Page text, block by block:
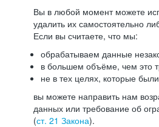
Вы в любой момент можете
удалить их самостоятельно
Если вы считаете, что мы:
обрабатываем данные
в большем объёме, чем это
не в тех целях, которые
вы можете направить нам
данных или требование об
(ст. 21 Закона).